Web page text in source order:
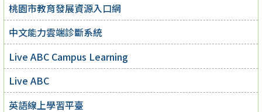
桃園市教育發展資源入口網
中文能力雲端診斷系統
Live ABC Campus Learning
Live ABC
英語線上學習平臺